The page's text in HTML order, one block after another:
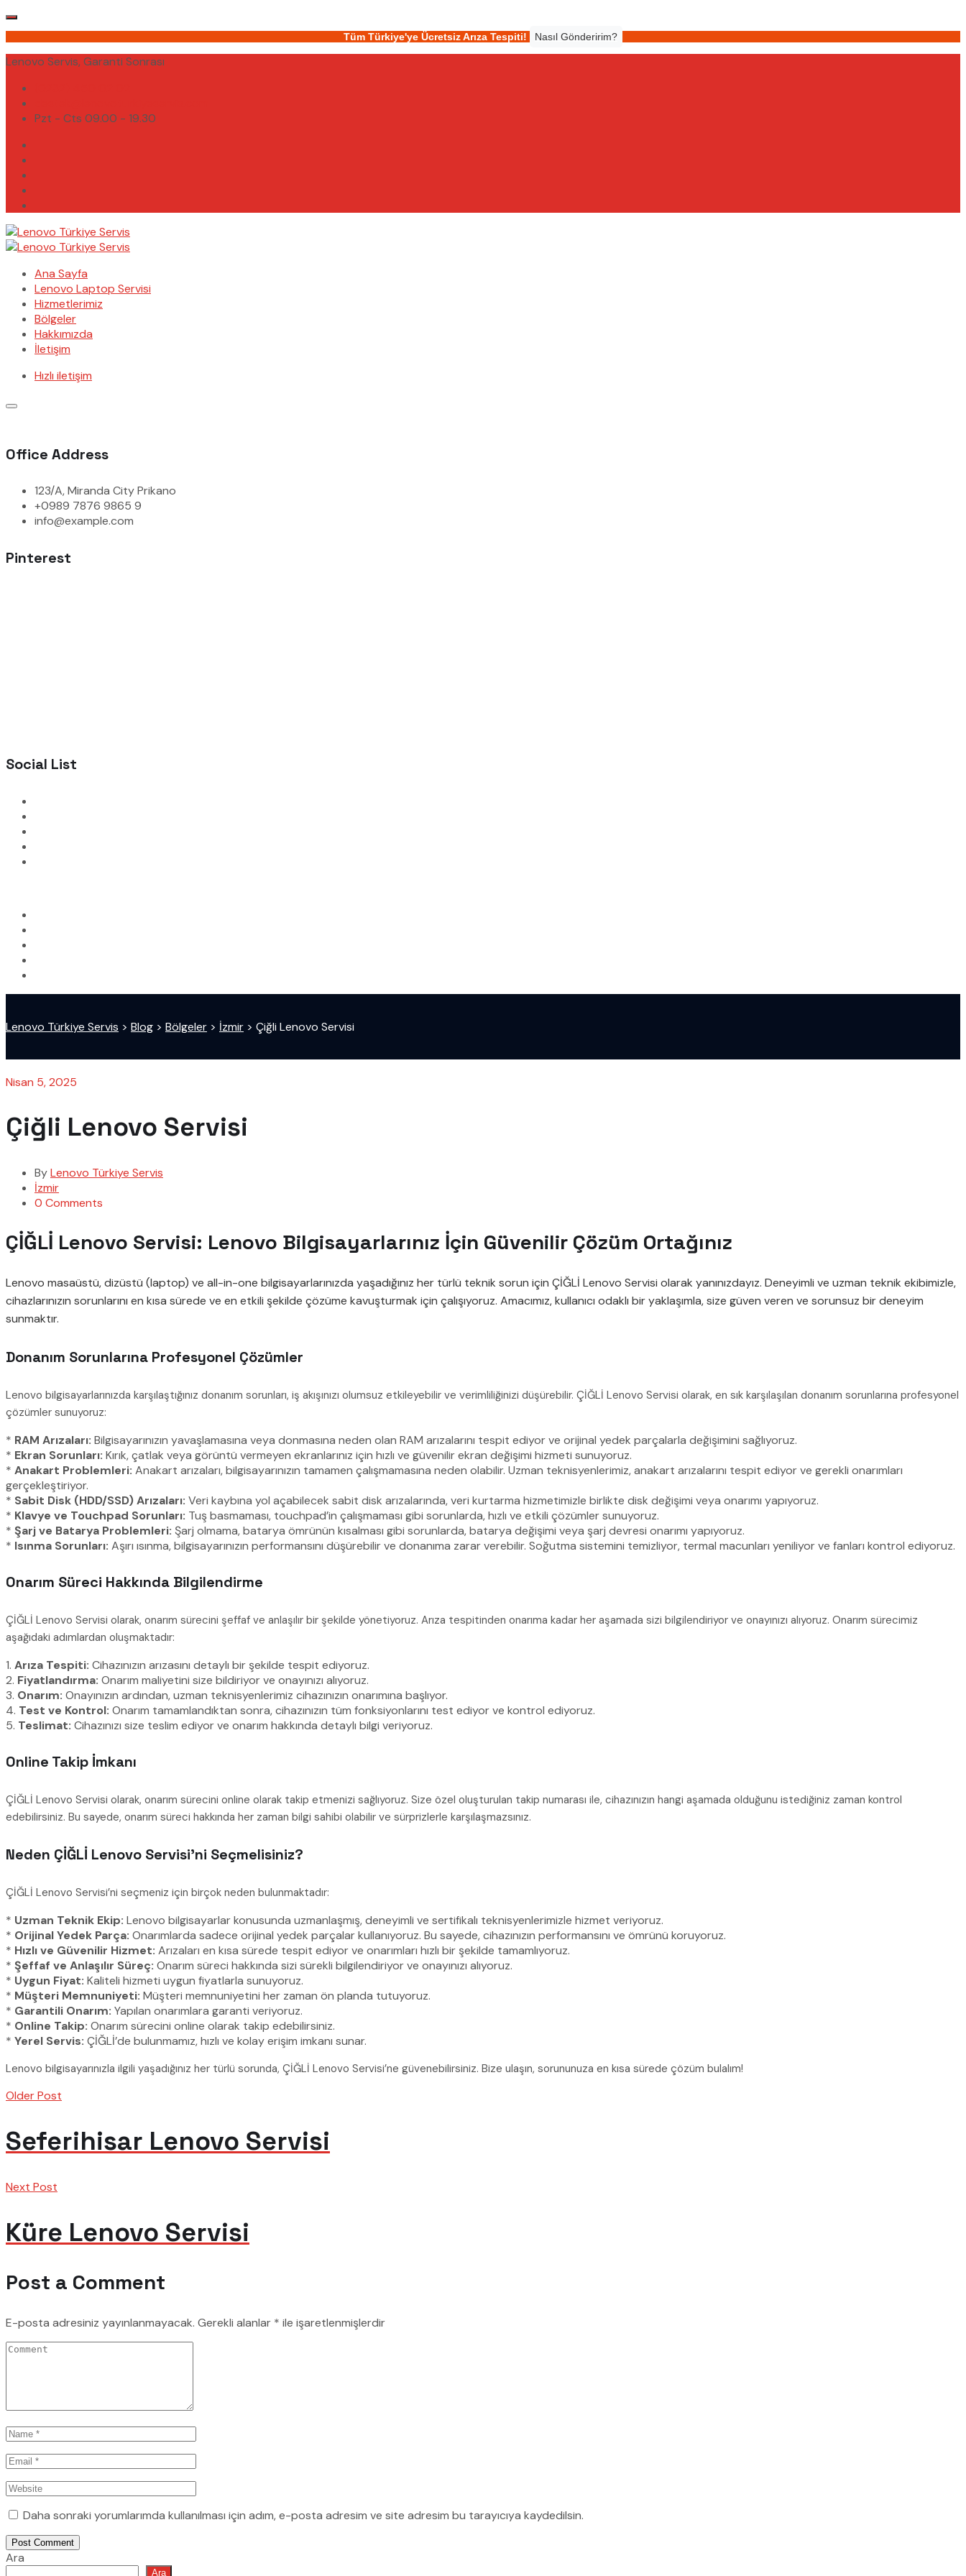
Tüm Türkiye'ye Ücretsiz Arıza Tespiti! Nasıl Gönderirim?
Lenovo Servis, Garanti Sonrası
Pzt - Cts 09.00 - 19.30
Ana Sayfa
Lenovo Laptop Servisi
Hizmetlerimiz
Bölgeler
Hakkımızda
İletişim
Hızlı iletişim
Office Address
123/A, Miranda City Prikano
+0989 7876 9865 9
info@example.com
Pinterest
Social List
Lenovo Türkiye Servis > Blog > Bölgeler > İzmir > Çiğli Lenovo Servisi
Nisan 5, 2025
Çiğli Lenovo Servisi
ByLenovo Türkiye Servis
İzmir
0 Comments
ÇİĞLİ Lenovo Servisi: Lenovo Bilgisayarlarınız İçin Güvenilir Çözüm Ortağınız
Lenovo masaüstü, dizüstü (laptop) ve all-in-one bilgisayarlarınızda yaşadığınız her türlü teknik sorun için ÇİĞLİ Lenovo Servisi olarak yanınızdayız. Deneyimli ve uzman teknik ekibimizle,
cihazlarınızın sorunlarını en kısa sürede ve en etkili şekilde çözüme kavuşturmak için çalışıyoruz. Amacımız, kullanıcı odaklı bir yaklaşımla, size güven veren ve sorunsuz bir deneyim
sunmaktır.
Donanım Sorunlarına Profesyonel Çözümler
Lenovo bilgisayarlarınızda karşılaştığınız donanım sorunları, iş akışınızı olumsuz etkileyebilir ve verimliliğinizi düşürebilir. ÇİĞLİ Lenovo Servisi olarak, en sık karşılaşılan donanım sorunlarına profesyonel
çözümler sunuyoruz:
* RAM Arızaları: Bilgisayarınızın yavaşlamasına veya donmasına neden olan RAM arızalarını tespit ediyor ve orijinal yedek parçalarla değişimini sağlıyoruz.
* Ekran Sorunları: Kırık, çatlak veya görüntü vermeyen ekranlarınız için hızlı ve güvenilir ekran değişimi hizmeti sunuyoruz.
* Anakart Problemleri: Anakart arızaları, bilgisayarınızın tamamen çalışmamasına neden olabilir. Uzman teknisyenlerimiz, anakart arızalarını tespit ediyor ve gerekli onarımları
gerçekleştiriyor.
* Sabit Disk (HDD/SSD) Arızaları: Veri kaybına yol açabilecek sabit disk arızalarında, veri kurtarma hizmetimizle birlikte disk değişimi veya onarımı yapıyoruz.
* Klavye ve Touchpad Sorunları: Tuş basmaması, touchpad’in çalışmaması gibi sorunlarda, hızlı ve etkili çözümler sunuyoruz.
* Şarj ve Batarya Problemleri: Şarj olmama, batarya ömrünün kısalması gibi sorunlarda, batarya değişimi veya şarj devresi onarımı yapıyoruz.
* Isınma Sorunları: Aşırı ısınma, bilgisayarınızın performansını düşürebilir ve donanıma zarar verebilir. Soğutma sistemini temizliyor, termal macunları yeniliyor ve fanları kontrol ediyoruz.
Onarım Süreci Hakkında Bilgilendirme
ÇİĞLİ Lenovo Servisi olarak, onarım sürecini şeffaf ve anlaşılır bir şekilde yönetiyoruz. Arıza tespitinden onarıma kadar her aşamada sizi bilgilendiriyor ve onayınızı alıyoruz. Onarım sürecimiz
aşağıdaki adımlardan oluşmaktadır:
1. Arıza Tespiti: Cihazınızın arızasını detaylı bir şekilde tespit ediyoruz.
2. Fiyatlandırma: Onarım maliyetini size bildiriyor ve onayınızı alıyoruz.
3. Onarım: Onayınızın ardından, uzman teknisyenlerimiz cihazınızın onarımına başlıyor.
4. Test ve Kontrol: Onarım tamamlandıktan sonra, cihazınızın tüm fonksiyonlarını test ediyor ve kontrol ediyoruz.
5. Teslimat: Cihazınızı size teslim ediyor ve onarım hakkında detaylı bilgi veriyoruz.
Online Takip İmkanı
ÇİĞLİ Lenovo Servisi olarak, onarım sürecini online olarak takip etmenizi sağlıyoruz. Size özel oluşturulan takip numarası ile, cihazınızın hangi aşamada olduğunu istediğiniz zaman kontrol
edebilirsiniz. Bu sayede, onarım süreci hakkında her zaman bilgi sahibi olabilir ve sürprizlerle karşılaşmazsınız.
Neden ÇİĞLİ Lenovo Servisi’ni Seçmelisiniz?
ÇİĞLİ Lenovo Servisi’ni seçmeniz için birçok neden bulunmaktadır:
* Uzman Teknik Ekip: Lenovo bilgisayarlar konusunda uzmanlaşmış, deneyimli ve sertifikalı teknisyenlerimizle hizmet veriyoruz.
* Orijinal Yedek Parça: Onarımlarda sadece orijinal yedek parçalar kullanıyoruz. Bu sayede, cihazınızın performansını ve ömrünü koruyoruz.
* Hızlı ve Güvenilir Hizmet: Arızaları en kısa sürede tespit ediyor ve onarımları hızlı bir şekilde tamamlıyoruz.
* Şeffaf ve Anlaşılır Süreç: Onarım süreci hakkında sizi sürekli bilgilendiriyor ve onayınızı alıyoruz.
* Uygun Fiyat: Kaliteli hizmeti uygun fiyatlarla sunuyoruz.
* Müşteri Memnuniyeti: Müşteri memnuniyetini her zaman ön planda tutuyoruz.
* Garantili Onarım: Yapılan onarımlara garanti veriyoruz.
* Online Takip: Onarım sürecini online olarak takip edebilirsiniz.
* Yerel Servis: ÇİĞLİ’de bulunmamız, hızlı ve kolay erişim imkanı sunar.
Lenovo bilgisayarınızla ilgili yaşadığınız her türlü sorunda, ÇİĞLİ Lenovo Servisi’ne güvenebilirsiniz. Bize ulaşın, sorununuza en kısa sürede çözüm bulalım!
Older Post
Seferihisar Lenovo Servisi
Next Post
Küre Lenovo Servisi
Post a Comment
E-posta adresiniz yayınlanmayacak. Gerekli alanlar * ile işaretlenmişlerdir
Daha sonraki yorumlarımda kullanılması için adım, e-posta adresim ve site adresim bu tarayıcıya kaydedilsin.
Post Comment
Ara
Ara